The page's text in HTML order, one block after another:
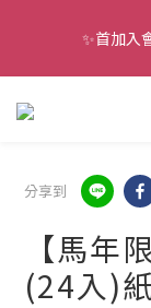
✨首加入
分享到
【馬年
(24入)